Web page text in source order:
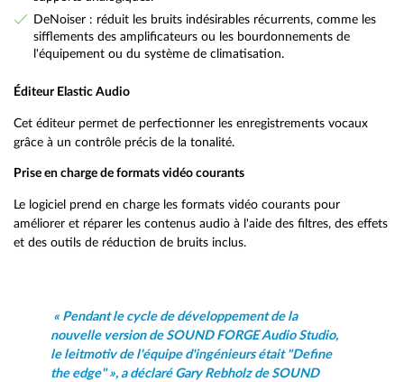
DeNoiser : réduit les bruits indésirables récurrents, comme les
sifflements des amplificateurs ou les bourdonnements de
l'équipement ou du système de climatisation.
Éditeur Elastic Audio
Cet éditeur permet de perfectionner les enregistrements vocaux
grâce à un contrôle précis de la tonalité.
Prise en charge de formats vidéo courants
Le logiciel prend en charge les formats vidéo courants pour
améliorer et réparer les contenus audio à l'aide des filtres, des effets
et des outils de réduction de bruits inclus.
« Pendant le cycle de développement de la
nouvelle version de SOUND FORGE Audio Studio,
le leitmotiv de l'équipe d'ingénieurs était "Define
the edge" », a déclaré Gary Rebholz de SOUND